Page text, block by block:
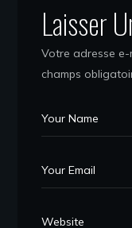
Laisser
Votre adresse e-
champs